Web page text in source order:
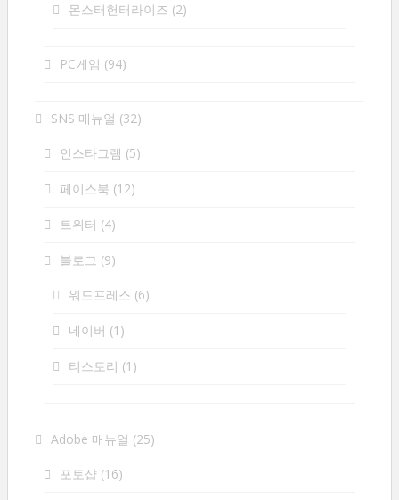
몬스터헌터라이즈 (2)
PC게임 (94)
SNS 매뉴얼 (32)
인스타그램 (5)
페이스북 (12)
트위터 (4)
블로그 (9)
워드프레스 (6)
네이버 (1)
티스토리 (1)
Adobe 매뉴얼 (25)
포토샵 (16)